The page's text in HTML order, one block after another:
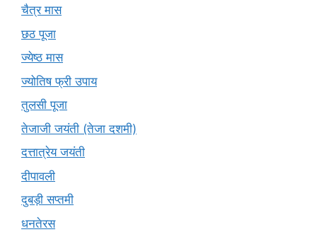
चैत्र मास
छठ पूजा
ज्येष्ठ मास
ज्योतिष फ्री उपाय
तुलसी पूजा
तेजाजी जयंती (तेजा दशमी)
दत्तात्रेय जयंती
दीपावली
दुबड़ी सप्तमी
धनतेरस